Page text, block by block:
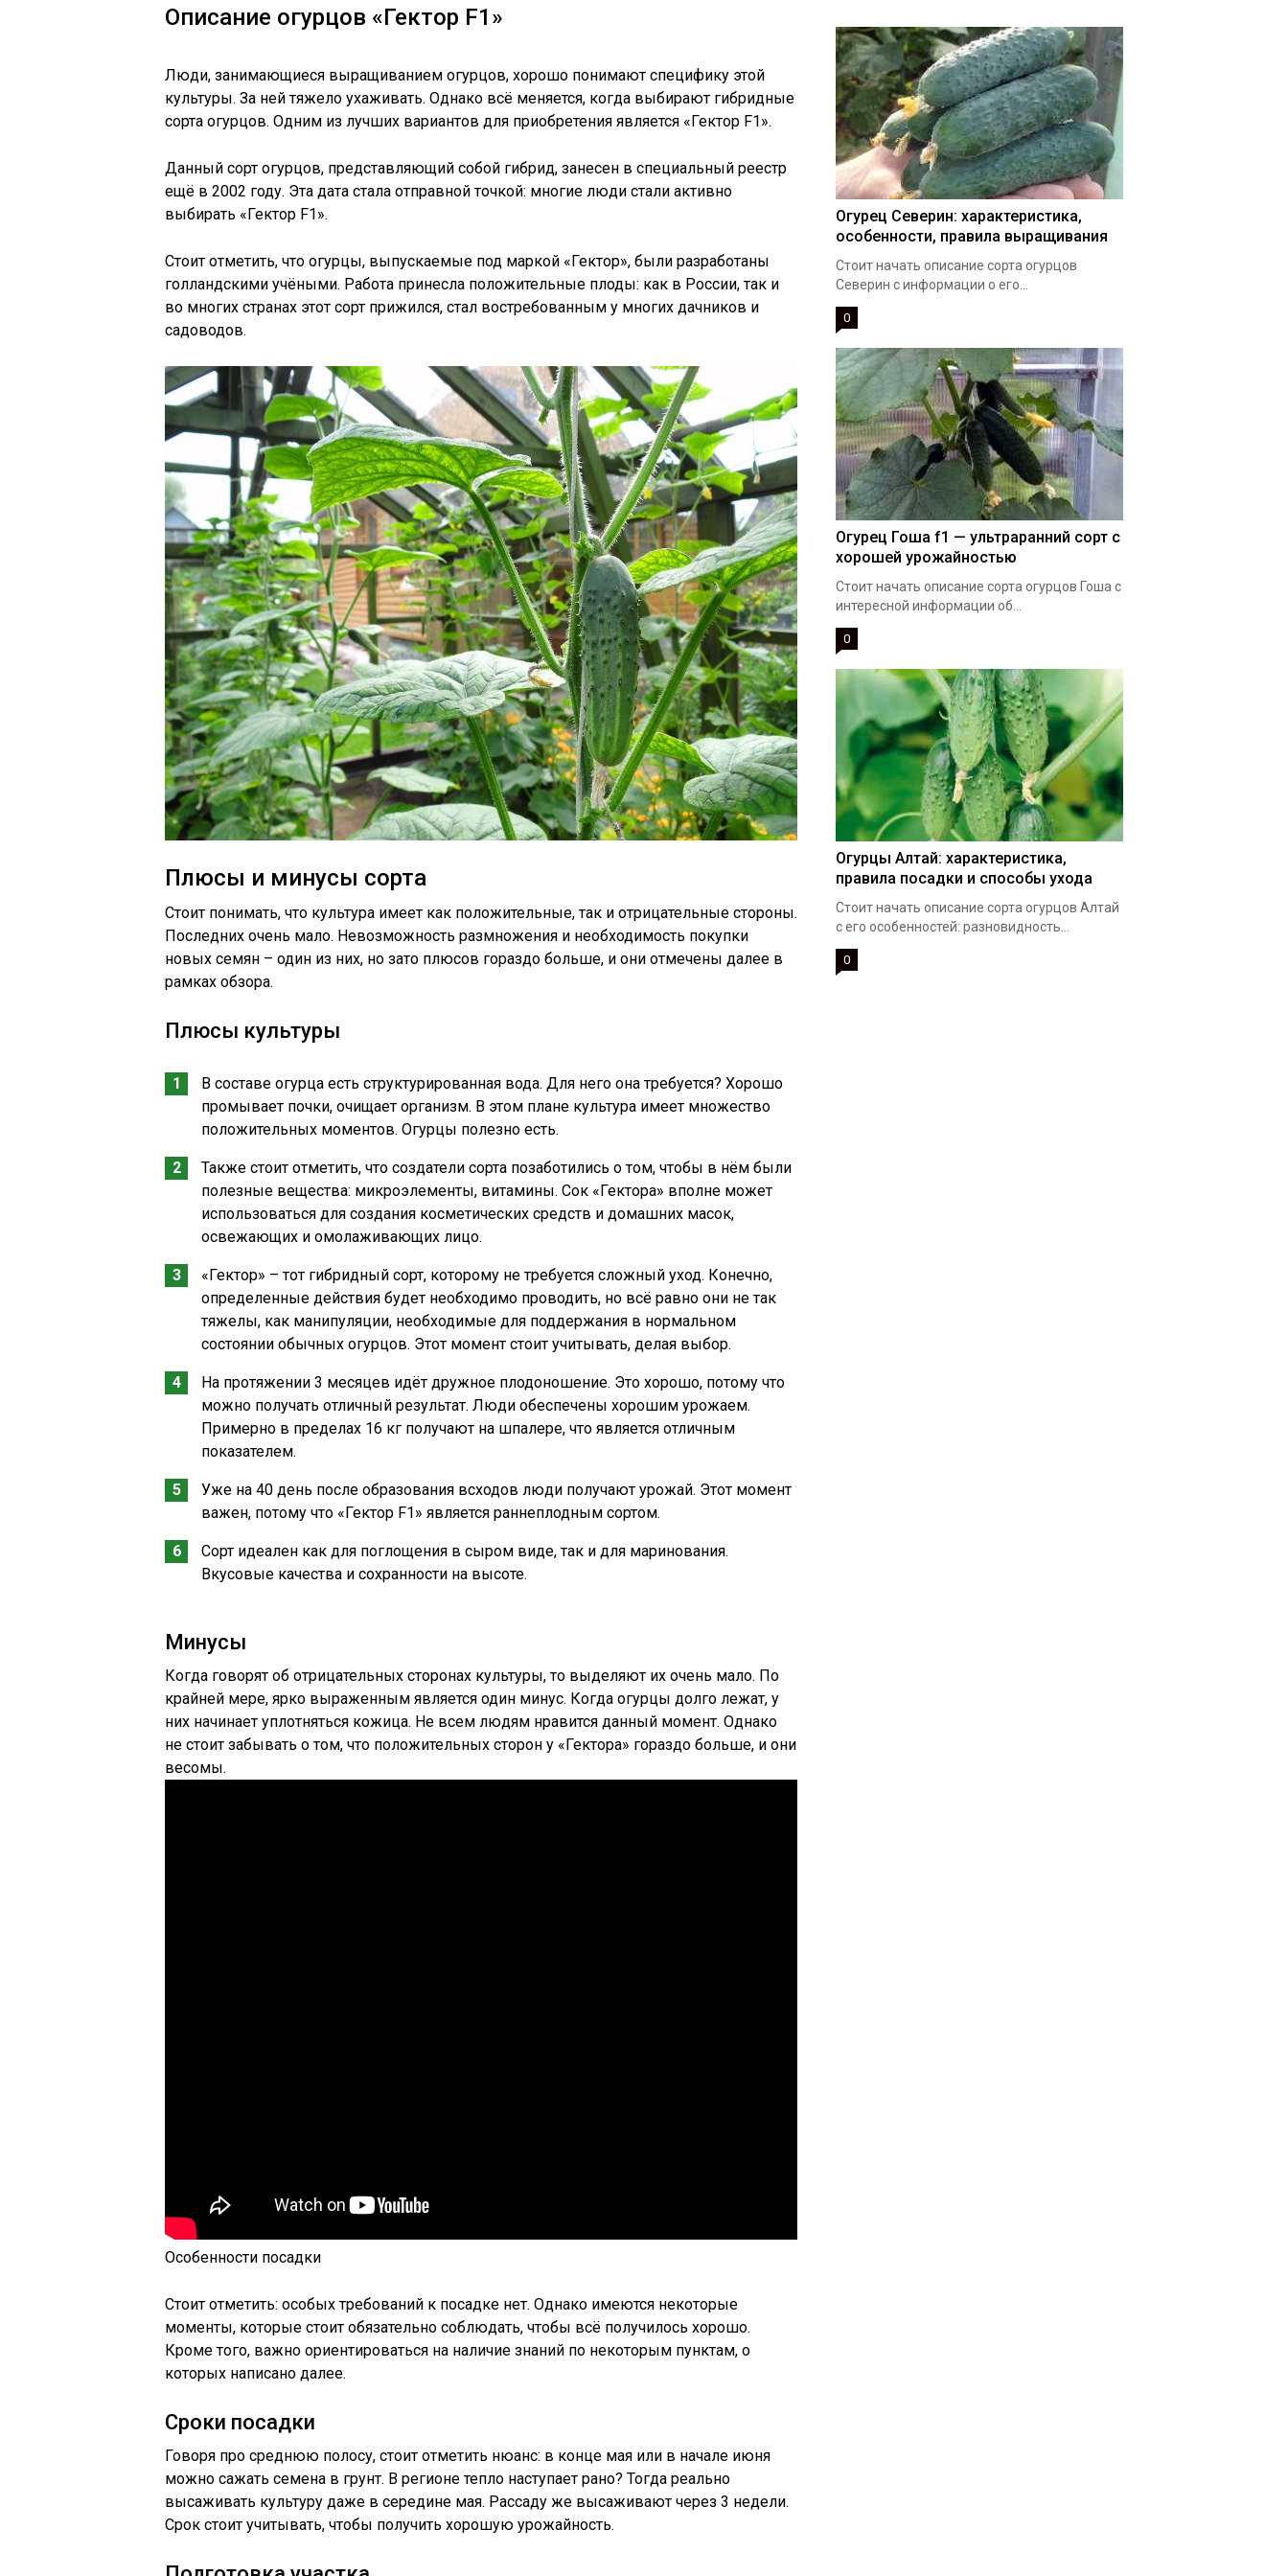
Описание огурцов «Гектор F1»
Люди, занимающиеся выращиванием огурцов, хорошо понимают специфику этой
культуры. За ней тяжело ухаживать. Однако всё меняется, когда выбирают гибридные
сорта огурцов. Одним из лучших вариантов для приобретения является «Гектор F1».
Данный сорт огурцов, представляющий собой гибрид, занесен в специальный реестр
ещё в 2002 году. Эта дата стала отправной точкой: многие люди стали активно
выбирать «Гектор F1».
Стоит отметить, что огурцы, выпускаемые под маркой «Гектор», были разработаны
голландскими учёными. Работа принесла положительные плоды: как в России, так и
во многих странах этот сорт прижился, стал востребованным у многих дачников и
садоводов.
Плюсы и минусы сорта
Стоит понимать, что культура имеет как положительные, так и отрицательные стороны.
Последних очень мало. Невозможность размножения и необходимость покупки
новых семян – один из них, но зато плюсов гораздо больше, и они отмечены далее в
рамках обзора.
Плюсы культуры
В составе огурца есть структурированная вода. Для него она требуется? Хорошо
промывает почки, очищает организм. В этом плане культура имеет множество
положительных моментов. Огурцы полезно есть.
Также стоит отметить, что создатели сорта позаботились о том, чтобы в нём были
полезные вещества: микроэлементы, витамины. Сок «Гектора» вполне может
использоваться для создания косметических средств и домашних масок,
освежающих и омолаживающих лицо.
«Гектор» – тот гибридный сорт, которому не требуется сложный уход. Конечно,
определенные действия будет необходимо проводить, но всё равно они не так
тяжелы, как манипуляции, необходимые для поддержания в нормальном
состоянии обычных огурцов. Этот момент стоит учитывать, делая выбор.
На протяжении 3 месяцев идёт дружное плодоношение. Это хорошо, потому что
можно получать отличный результат. Люди обеспечены хорошим урожаем.
Примерно в пределах 16 кг получают на шпалере, что является отличным
показателем.
Уже на 40 день после образования всходов люди получают урожай. Этот момент
важен, потому что «Гектор F1» является раннеплодным сортом.
Сорт идеален как для поглощения в сыром виде, так и для маринования.
Вкусовые качества и сохранности на высоте.
Минусы
Когда говорят об отрицательных сторонах культуры, то выделяют их очень мало. По
крайней мере, ярко выраженным является один минус. Когда огурцы долго лежат, у
них начинает уплотняться кожица. Не всем людям нравится данный момент. Однако
не стоит забывать о том, что положительных сторон у «Гектора» гораздо больше, и они
весомы.
Особенности посадки
Стоит отметить: особых требований к посадке нет. Однако имеются некоторые
моменты, которые стоит обязательно соблюдать, чтобы всё получилось хорошо.
Кроме того, важно ориентироваться на наличие знаний по некоторым пунктам, о
которых написано далее.
Сроки посадки
Говоря про среднюю полосу, стоит отметить нюанс: в конце мая или в начале июня
можно сажать семена в грунт. В регионе тепло наступает рано? Тогда реально
высаживать культуру даже в середине мая. Рассаду же высаживают через 3 недели.
Срок стоит учитывать, чтобы получить хорошую урожайность.
Огурец Северин: характеристика,
особенности, правила выращивания
Стоит начать описание сорта огурцов
Северин с информации о его...
0
Огурец Гоша f1 — ультраранний сорт с
хорошей урожайностью
Стоит начать описание сорта огурцов Гоша с
интересной информации об...
0
Огурцы Алтай: характеристика,
правила посадки и способы ухода
Стоит начать описание сорта огурцов Алтай
с его особенностей: разновидность...
0